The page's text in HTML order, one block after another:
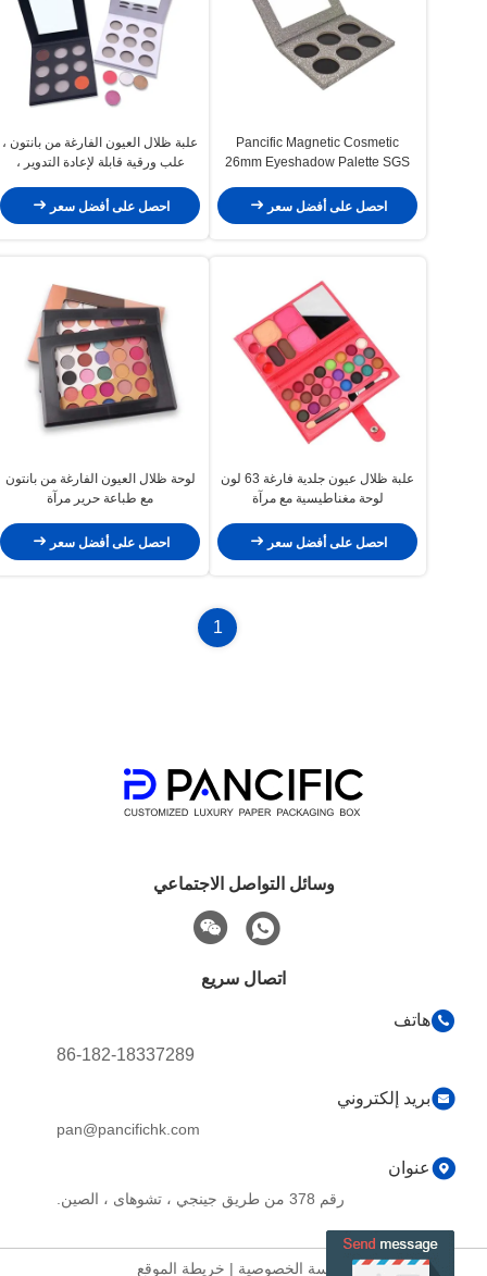
Pancific Magnetic Cosmetic
26mm Eyeshadow Palette SGS
احصل على أفضل سعر
علبة ظلال العيون الفارغة من بانتون ،
علب ورقية قابلة لإعادة التدوير ،
احصل على أفضل سعر
علبة ظلال عيون جلدية فارغة 63 لون
لوحة مغناطيسية مع مرآة
احصل على أفضل سعر
لوحة ظلال العيون الفارغة من بانتون
مع طباعة حرير مرآة
احصل على أفضل سعر
1
وسائل التواصل الاجتماعي
اتصال سريع
هاتف
86-182-18337289
بريد إلكتروني
pan@pancifichk.com
عنوان
رقم 378 من طريق جينجي ، تشوهاى ، الصين.
سياسة الخصوصية | خريطة الموقع